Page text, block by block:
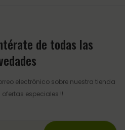
de todas las
electrónico sobre nuestra tienda
especiales !!